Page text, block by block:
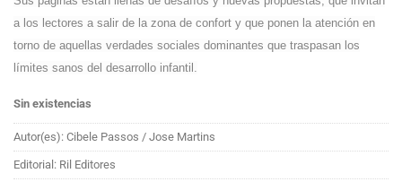
a los lectores a salir de la zona de confort y que ponen la atención en
torno de aquellas verdades sociales dominantes que traspasan los
límites sanos del desarrollo infantil.
Sin existencias
Autor(es): Cibele Passos / Jose Martins
Editorial: Ril Editores